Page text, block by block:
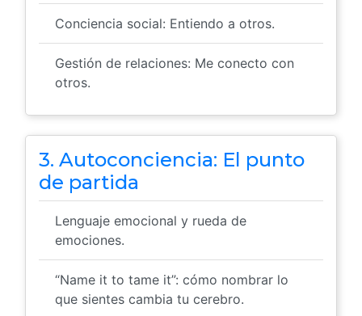
Conciencia social: Entiendo a otros.
Gestión de relaciones: Me conecto con
otros.
3. Autoconciencia: El punto
de partida
Lenguaje emocional y rueda de
emociones.
“Name it to tame it”: cómo nombrar lo
que sientes cambia tu cerebro.